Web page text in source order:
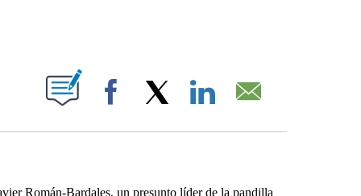
NEW PAGES ON "".
Facebook
Román-Bardales, un presunto líder de la pandilla